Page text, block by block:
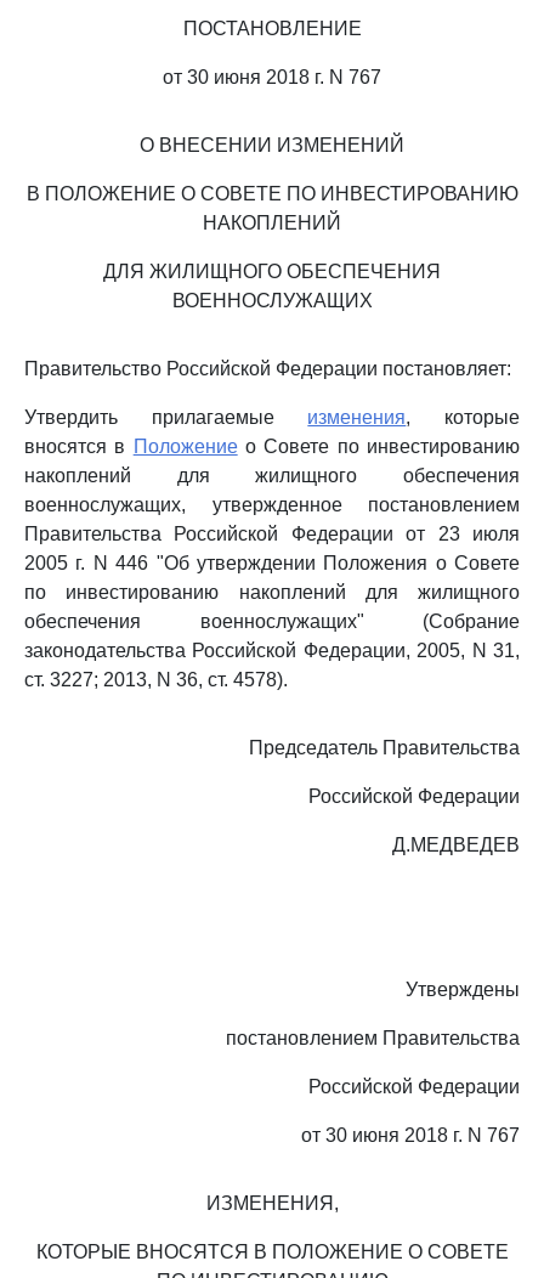
ПОСТАНОВЛЕНИЕ
от 30 июня 2018 г. N 767
О ВНЕСЕНИИ ИЗМЕНЕНИЙ
В ПОЛОЖЕНИЕ О СОВЕТЕ ПО ИНВЕСТИРОВАНИЮ
НАКОПЛЕНИЙ
ДЛЯ ЖИЛИЩНОГО ОБЕСПЕЧЕНИЯ
ВОЕННОСЛУЖАЩИХ
Правительство Российской Федерации постановляет:
Утвердить прилагаемые изменения, которые
вносятся в Положениео Совете по инвестированию
накоплений для жилищного обеспечения
военнослужащих, утвержденное постановлением
Правительства Российской Федерации от 23 июля
2005 г. N 446 "Об утверждении Положения о Совете
по инвестированию накоплений для жилищного
обеспечения военнослужащих" (Собрание
законодательства Российской Федерации, 2005, N 31,
ст. 3227; 2013, N 36, ст. 4578).
Председатель Правительства
Российской Федерации
Д.МЕДВЕДЕВ
Утверждены
постановлением Правительства
Российской Федерации
от 30 июня 2018 г. N 767
ИЗМЕНЕНИЯ,
КОТОРЫЕ ВНОСЯТСЯ В ПОЛОЖЕНИЕ О СОВЕТЕ